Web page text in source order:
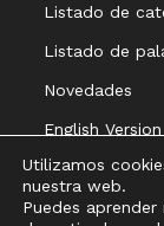
Listado de
Listado de
Novedades
English Version
Utilizamos
nuestra web.
Puedes